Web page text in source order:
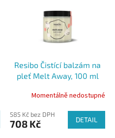
Resibo Čistící balzám na
pleť Melt Away, 100 ml
Momentálně nedostupné
585 Kč bez DPH
708 Kč DETAIL